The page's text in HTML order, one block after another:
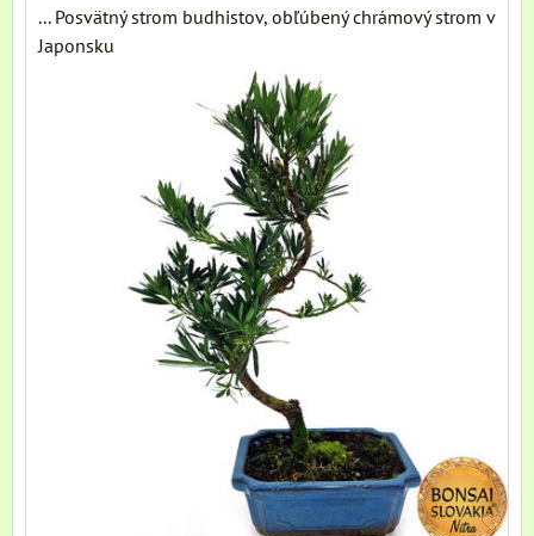
... Posvätný strom budhistov, obľúbený chrámový strom v
Japonsku